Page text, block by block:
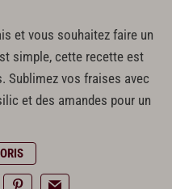
et vous souhaitez faire un
simple, cette recette est
Sublimez vos fraises avec
et des amandes pour un